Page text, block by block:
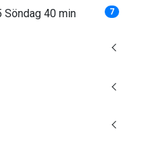
Söndag 40 min 7